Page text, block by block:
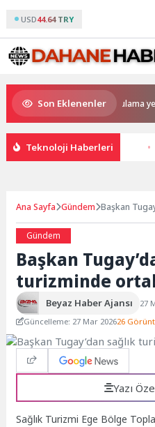
USD44.64 TRY
Son Eklenenler
ve İmar Durumu Sorgulama
Teknoloji Haberleri
Ana Sayfa Gündem Başkan
Gündem
Başkan
turizminde
Beyaz Haber Ajansı
27
Güncelleme: 27 Mar 202626
Yazı
Sağlık Turizmi Ege Bölge